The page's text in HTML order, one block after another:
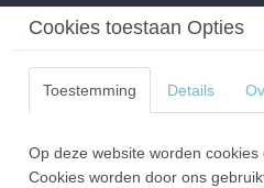
Cookies toestaan Opties
Toestemming Details
Op deze website worden cookies
Cookies worden door ons